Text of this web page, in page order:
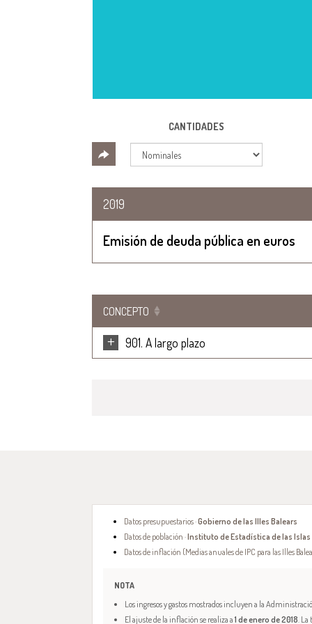
CANTIDADES
2019
Emisión de deuda pública en euros
CONCEPTO
+ 901. A largo plazo
Datos presupuestarios ·Gobierno de las Illes Balears
Datos de población ·Instituto de Estadística de las
Datos de inflación (Medias anuales de IPC para las Illes
NOTA
Los ingresos y gastos mostrados incluyen a la
El ajuste de la inflación se realiza a1 de enero de 2018 .